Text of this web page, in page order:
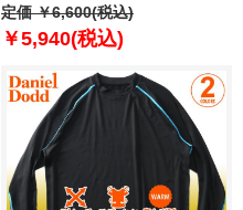
袖 Tシャツ USA直輸入 gt47-
586649
定価 ￥6,600(税込)
￥5,940(税込)